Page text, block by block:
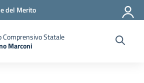
del Merito
Comprensivo Statale
Marconi